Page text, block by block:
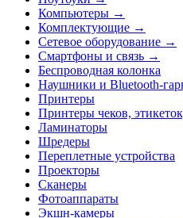
Компьютеры →
Комплектующие →
Сетевое оборудование →
Смартфоны и связь →
Беспроводная колонка
Наушники и Bluetooth-
Принтеры
Принтеры чеков,
Ламинаторы
Шредеры
Переплетные устройства
Проекторы
Сканеры
Фотоаппараты
Экшн-камеры